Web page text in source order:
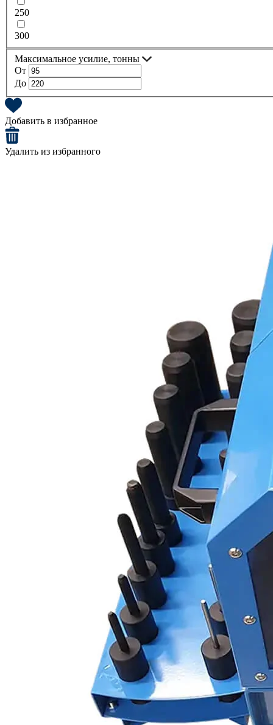
250
300
Максимальное усилие, тонны
От
До
Добавить в избранное
Удалить из избранного